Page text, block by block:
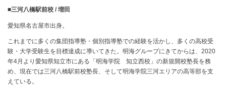
■三河八橋駅前校 / 増田
愛知県名古屋市出身。
これまでに多くの集団指導塾・個別指導塾での経験を活かし、多くの高校受
験・大学受験生を目標達成に導いてきた。明海グループにきてからは、2020
年4月より愛知県知立市にある「明海学院 知立西校」の新規開校塾長を務
め、現在では三河八橋駅前校塾長、そして明海学院三河エリアの高等部を支
えている。